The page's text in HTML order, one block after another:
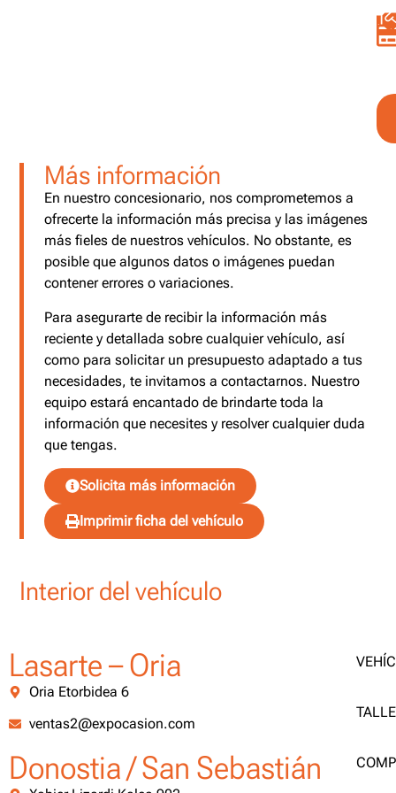
Más información
En nuestro concesionario, nos comprometemos a
ofrecerte la información más precisa y las imágenes
más fieles de nuestros vehículos. No obstante, es
posible que algunos datos o imágenes puedan
contener errores o variaciones.
Para asegurarte de recibir la información más
reciente y detallada sobre cualquier vehículo, así
como para solicitar un presupuesto adaptado a tus
necesidades, te invitamos a contactarnos. Nuestro
equipo estará encantado de brindarte toda la
información que necesites y resolver cualquier duda
que tengas.
Solicita más información
Imprimir ficha del vehículo
Interior del vehículo
Lasarte – Oria
Oria Etorbidea 6
ventas2@expocasion.com
Donostia / San Sebastián